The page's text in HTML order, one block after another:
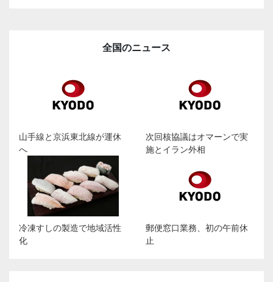
全国のニュース
山手線と京浜東北線が運休
へ
次回核協議はオマーンで実
施とイラン外相
冷凍すしの製造で地域活性
化
郵便窓口業務、初の午前休
止